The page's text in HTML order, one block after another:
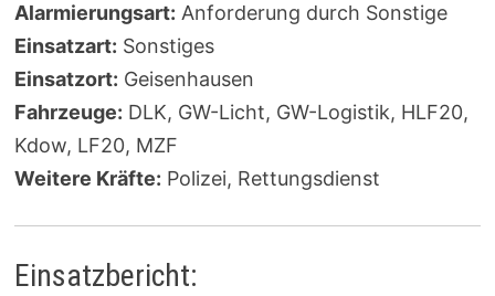
Alarmierungsart: Anforderung durch Sonstige
Einsatzart: Sonstiges
Einsatzort: Geisenhausen
Fahrzeuge: DLK, GW-Licht, GW-Logistik, HLF20,
Kdow, LF20, MZF
Weitere Kräfte: Polizei, Rettungsdienst
Einsatzbericht: